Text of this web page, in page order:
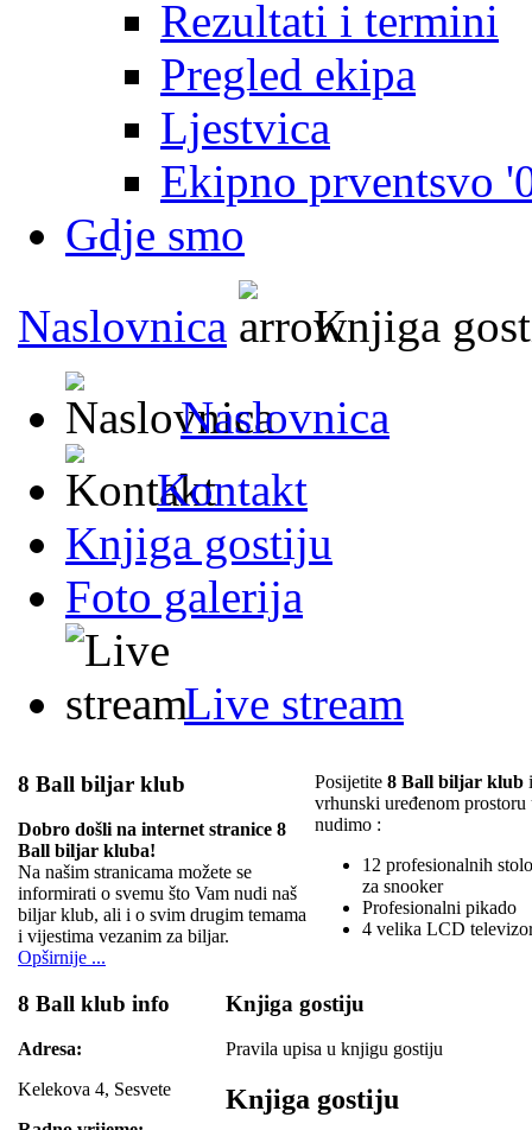
Rezultati i termini
Pregled ekipa
Ljestvica
Ekipno prventsvo
Gdje smo
Naslovnica
Knjiga
Naslovnica
Kontakt
Knjiga gostiju
Foto galerija
Live stream
8 Ball biljar klub
Dobro došli na internet stranice 8
Ball biljar kluba!
Na našim stranicama možete se
informirati o svemu što Vam nudi naš
biljar klub, ali i o svim drugim temama
i vijestima vezanim za biljar.
Opširnije ...
Posijetite 8 Ball biljar klub
vrhunski uređenom
nudimo :
12 profesionalnih
za snooker
Profesionalni pikado
4 velika LCD
8 Ball klub info
Adresa:
Kelekova 4, Sesvete
Knjiga gostiju
Pravila upisa u knjigu gostiju
Knjiga gostiju